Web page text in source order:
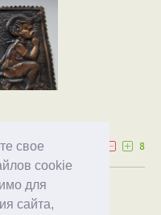
свое
cookie
для
сайта,
8
гномы...